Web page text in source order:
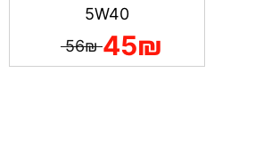
5W40
45₪
56₪